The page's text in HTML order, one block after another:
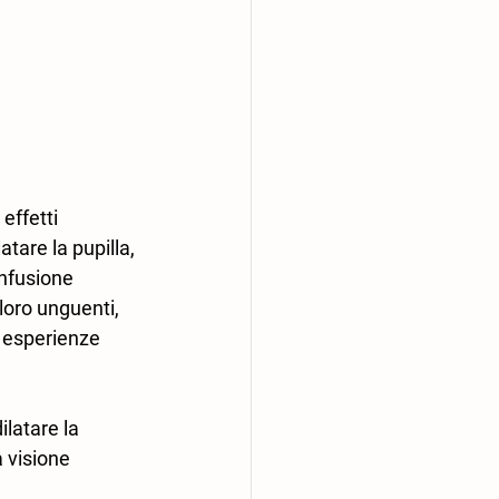
effetti
la pupilla,
unguenti,
la
visione